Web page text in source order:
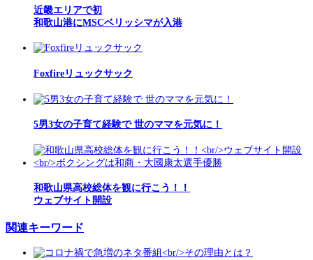
近畿エリアで初
和歌山港にMSCベリッシマが入港
Foxfireリュックサック
5男3女の子育て経験で 世のママを元気に！
和歌山県高校総体を観に行こう！！
ウェブサイト開設
関連キーワード